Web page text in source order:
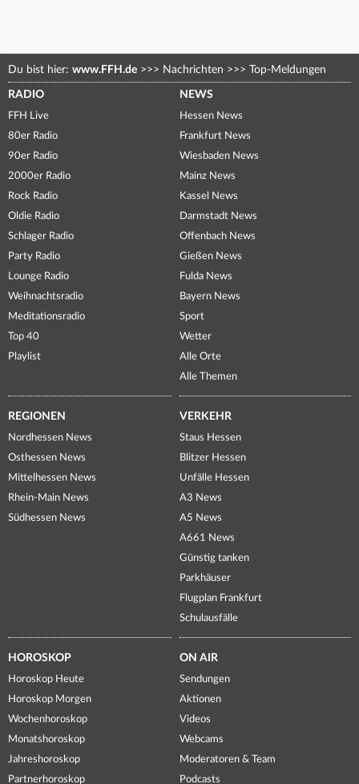
Du bist hier: www.FFH.de >>> Nachrichten >>> Top-Meldungen
RADIO
FFH Live
80er Radio
90er Radio
2000er Radio
Rock Radio
Oldie Radio
Schlager Radio
Party Radio
Lounge Radio
Weihnachtsradio
Meditationsradio
Top 40
Playlist
NEWS
Hessen News
Frankfurt News
Wiesbaden News
Mainz News
Kassel News
Darmstadt News
Offenbach News
Gießen News
Fulda News
Bayern News
Sport
Wetter
Alle Orte
Alle Themen
REGIONEN
Nordhessen News
Osthessen News
Mittelhessen News
Rhein-Main News
Südhessen News
VERKEHR
Staus Hessen
Blitzer Hessen
Unfälle Hessen
A3 News
A5 News
A661 News
Günstig tanken
Parkhäuser
Flugplan Frankfurt
Schulausfälle
HOROSKOP
Horoskop Heute
Horoskop Morgen
Wochenhoroskop
Monatshoroskop
Jahreshoroskop
Partnerhoroskop
ON AIR
Sendungen
Aktionen
Videos
Webcams
Moderatoren & Team
Podcasts